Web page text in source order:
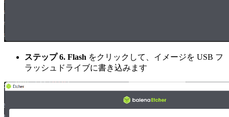
ステップ 6. Flash をクリックして、イメージを USB フ
ラッシュドライブに書き込みます